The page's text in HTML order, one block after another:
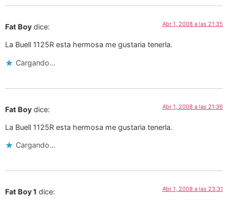
Fat Boy dice: Abr 1, 2008 a las 21:35
La Buell 1125R esta hermosa me gustaria tenerla.
Cargando...
Fat Boy dice: Abr 1, 2008 a las 21:36
La Buell 1125R esta hermosa me gustaria tenerla.
Cargando...
Fat Boy 1 dice: Abr 1, 2008 a las 23:31